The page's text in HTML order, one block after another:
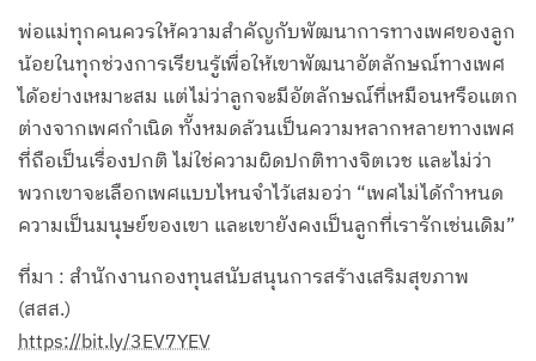
พ่อแม่ทุกคนควรให้ความสำคัญกับพัฒนาการทางเพศของลูก
น้อยในทุกช่วงการเรียนรู้เพื่อให้เขาพัฒนาอัตลักษณ์ทางเพศ
ได้อย่างเหมาะสม แต่ไม่ว่าลูกจะมีอัตลักษณ์ที่เหมือนหรือแตก
ต่างจากเพศกำเนิด ทั้งหมดล้วนเป็นความหลากหลายทางเพศ
ที่ถือเป็นเรื่องปกติ ไม่ใช่ความผิดปกติทางจิตเวช และไม่ว่า
พวกเขาจะเลือกเพศแบบไหนจำไว้เสมอว่า “เพศไม่ได้กำหนด
ความเป็นมนุษย์ของเขา และเขายังคงเป็นลูกที่เรารักเช่นเดิม”
ที่มา : สำนักงานกองทุนสนับสนุนการสร้างเสริมสุขภาพ
(สสส.)
https://bit.ly/3EV7YEV